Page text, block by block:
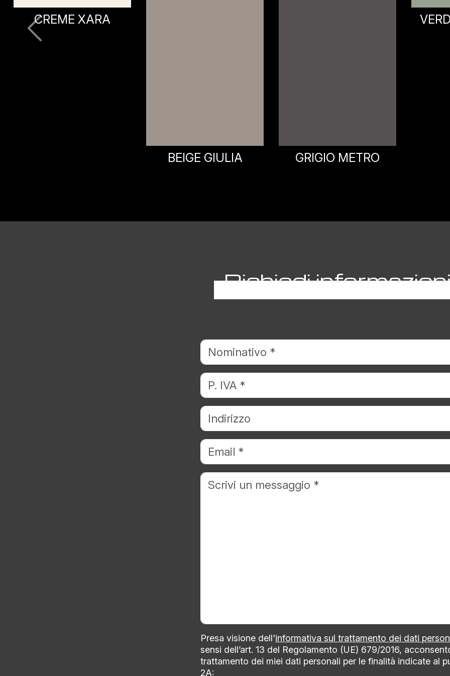
GRIGIO METRO
Richiedi
Presa visione dell'informativa sul trattamento dei dati
sensi dell’art. 13 del Regolamento (UE) 679/2016,
trattamento dei miei dati personali per le finalità indicate al
2A: